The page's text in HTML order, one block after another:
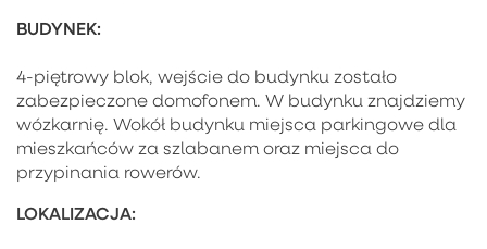
BUDYNEK:
4-piętrowy blok, wejście do budynku zostało
zabezpieczone domofonem. W budynku znajdziemy
wózkarnię. Wokół budynku miejsca parkingowe dla
mieszkańców za szlabanem oraz miejsca do
przypinania rowerów.
LOKALIZACJA: